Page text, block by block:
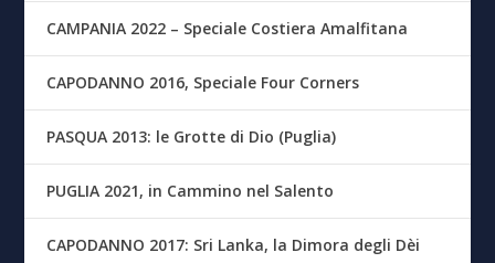
CAMPANIA 2022 – Speciale Costiera Amalfitana
CAPODANNO 2016, Speciale Four Corners
PASQUA 2013: le Grotte di Dio (Puglia)
PUGLIA 2021, in Cammino nel Salento
CAPODANNO 2017: Sri Lanka, la Dimora degli Dèi